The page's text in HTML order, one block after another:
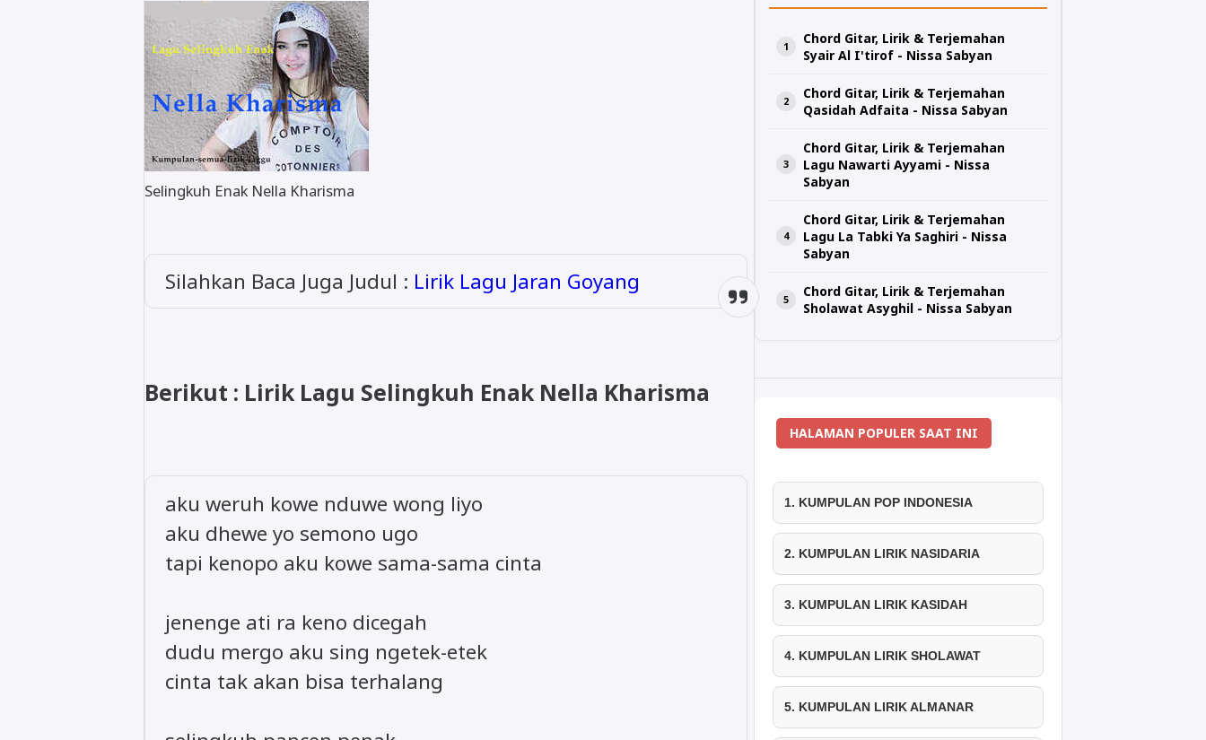
Selingkuh Enak Nella Kharisma
Silahkan Baca Juga Judul : Lirik Lagu Jaran Goyang
Berikut : Lirik Lagu Selingkuh Enak Nella Kharisma
aku weruh kowe nduwe wong liyo
aku dhewe yo semono ugo
tapi kenopo aku kowe sama-sama cinta
jenenge ati ra keno dicegah
dudu mergo aku sing ngetek-etek
cinta tak akan bisa terhalang
Chord Gitar, Lirik & Terjemahan
Syair Al I'tirof - Nissa Sabyan
Chord Gitar, Lirik & Terjemahan
Qasidah Adfaita - Nissa Sabyan
Chord Gitar, Lirik & Terjemahan
Lagu Nawarti Ayyami - Nissa
Sabyan
Chord Gitar, Lirik & Terjemahan
Lagu La Tabki Ya Saghiri - Nissa
Sabyan
Chord Gitar, Lirik & Terjemahan
Sholawat Asyghil - Nissa Sabyan
HALAMAN POPULER SAAT INI
1. KUMPULAN POP INDONESIA
2. KUMPULAN LIRIK NASIDARIA
3. KUMPULAN LIRIK KASIDAH
4. KUMPULAN LIRIK SHOLAWAT
5. KUMPULAN LIRIK ALMANAR